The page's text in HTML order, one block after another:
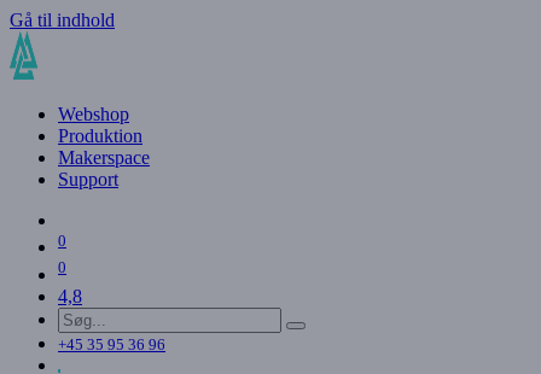
Gå til indhold
Webshop
Produktion
Makerspace
Support
0
0
4,8
+45 35 95 36 96